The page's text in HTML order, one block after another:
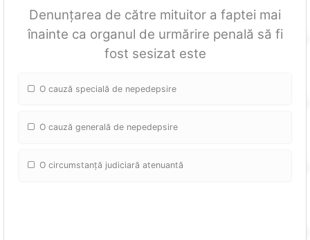
Denunțarea de către mituitor a faptei mai
înainte ca organul de urmărire penală să fi
fost sesizat este
O cauză specială de nepedepsire
O cauză generală de nepedepsire
O circumstanță judiciară atenuantă